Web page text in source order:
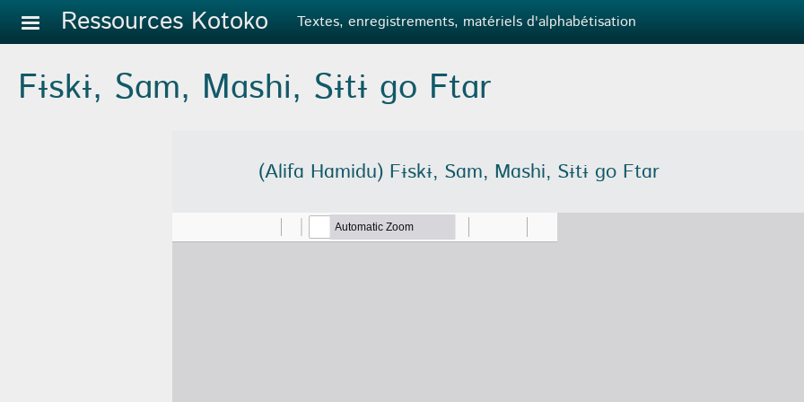
Aller au contenu principal
Ressources Kotoko Textes, enregistrements, matériels d'alphabétisation
Fɨskɨ, Sɑm, Mɑshi, Sɨtɨ ɡo Ftɑr
(Alifɑ Hɑmidu) Fɨskɨ, Sɑm, Mɑshi, Sɨtɨ ɡo Ftɑr